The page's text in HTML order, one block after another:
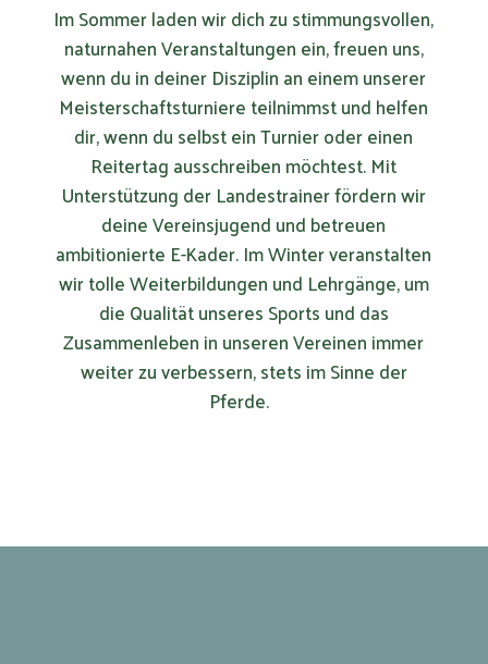
Im Sommer laden wir dich zu stimmungsvollen,
naturnahen Veranstaltungen ein, freuen uns,
wenn du in deiner Disziplin an einem unserer
Meisterschaftsturniere teilnimmst und helfen
dir, wenn du selbst ein Turnier oder einen
Reitertag ausschreiben möchtest. Mit
Unterstützung der Landestrainer fördern wir
deine Vereinsjugend und betreuen
ambitionierte E-Kader. Im Winter veranstalten
wir tolle Weiterbildungen und Lehrgänge, um
die Qualität unseres Sports und das
Zusammenleben in unseren Vereinen immer
weiter zu verbessern, stets im Sinne der
Pferde.